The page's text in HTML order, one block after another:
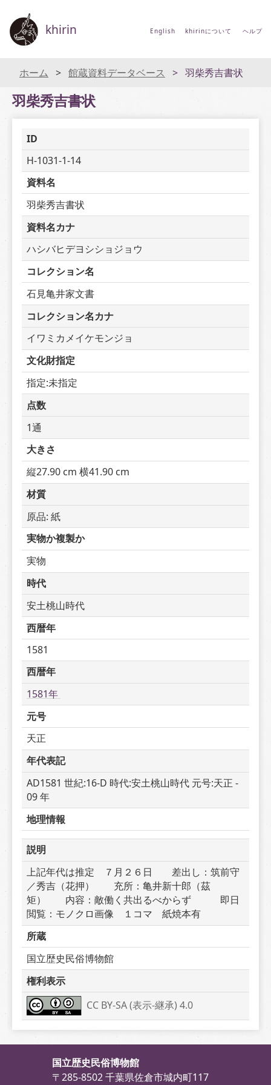
khirin English khirinについて ヘルプ
ホーム 館蔵資料データベース 羽柴秀吉書状
羽柴秀吉書状
ID
H-1031-1-14
資料名
羽柴秀吉書状
資料名カナ
ハシバヒデヨシショジョウ
コレクション名
石見亀井家文書
コレクション名カナ
イワミカメイケモンジョ
文化財指定
指定:未指定
点数
1通
大きさ
縦27.90 cm 横41.90 cm
材質
原品: 紙
実物か複製か
実物
時代
安土桃山時代
西暦年
1581
西暦年
1581年
元号
天正
年代表記
AD1581 世紀:16-D 時代:安土桃山時代 元号:天正 -
09 年
地理情報
説明
上記年代は推定　７月２６日　　差出し：筑前守
／秀吉（花押）　　充所：亀井新十郎（茲
矩）　　内容：敵働く共出るべからず　　　即日
閲覧：モノクロ画像　１コマ　紙焼本有
所蔵
国立歴史民俗博物館
権利表示
CC BY-SA (表示-継承) 4.0
国立歴史民俗博物館
〒285-8502 千葉県佐倉市城内町117